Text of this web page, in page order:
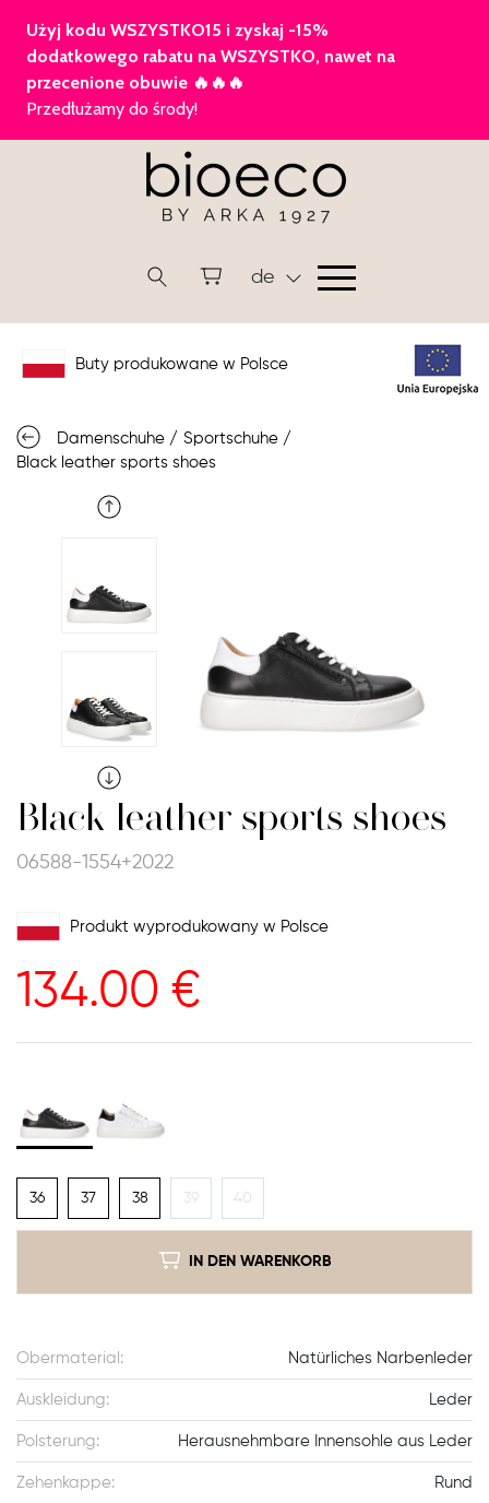
de
Buty produkowane w Polsce
Damenschuhe / Sportschuhe /
Black leather sports shoes
Black leather sports shoes
06588-1554+2022
Produkt wyprodukowany w Polsce
134.00 €
36 37 38 39 40
IN DEN WARENKORB
Obermaterial: Natürliches Narbenleder
Auskleidung: Leder
Polsterung: Herausnehmbare Innensohle aus Leder
Zehenkappe: Rund